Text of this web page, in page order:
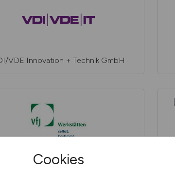
VDE Innovation + Technik GmbH
VfJ Werkstätten GmbH
Cookies